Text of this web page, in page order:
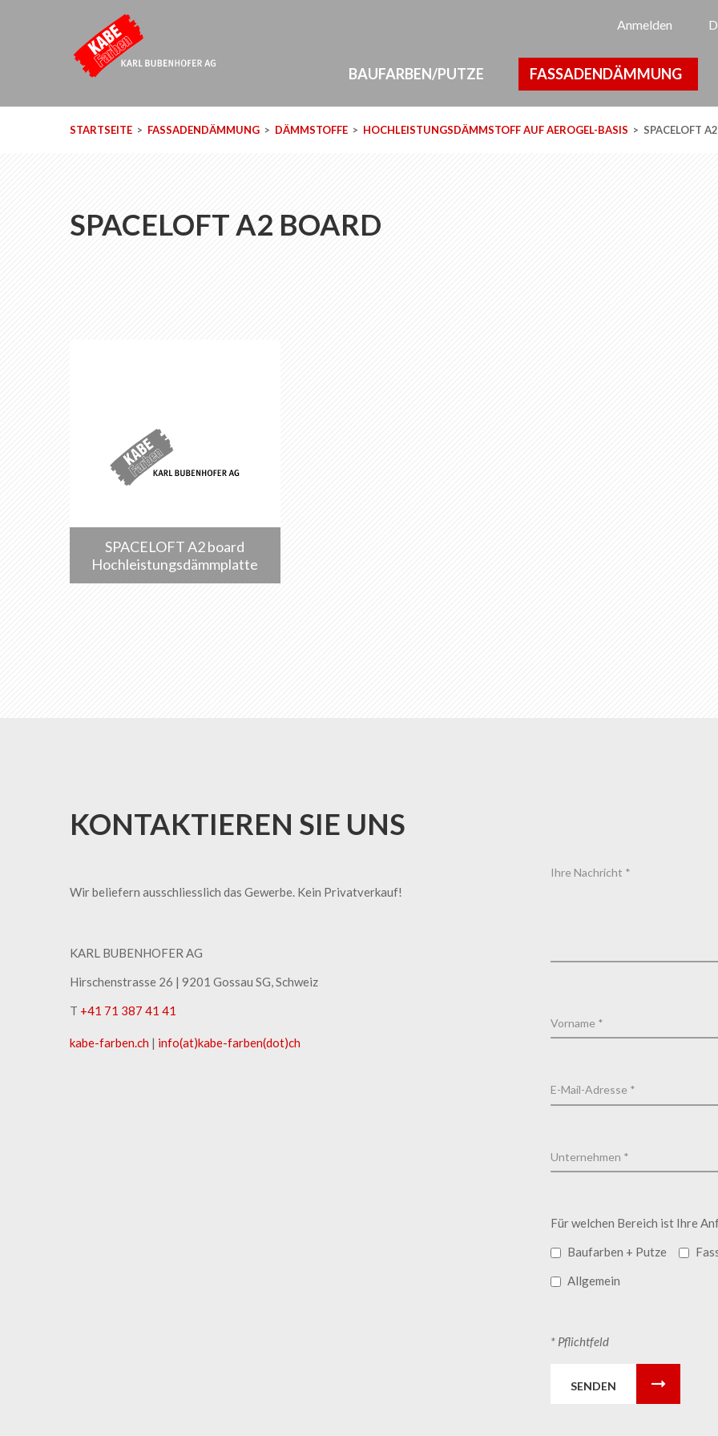
Anmelden
BAUFARBEN/PUTZE FASSADENDÄMMUNG
STARTSEITE FASSADENDÄMMUNG DÄMMSTOFFE HOCHLEISTUNGSDÄMMSTOFF AUF AEROGEL-BASIS SPACELOFT
SPACELOFT A2 BOARD
SPACELOFT A2 board
Hochleistungsdämmplatte
KONTAKTIEREN SIE UNS
Wir beliefern ausschliesslich das Gewerbe. Kein Privatverkauf!
KARL BUBENHOFER AG
Hirschenstrasse 26 | ​9201 Gossau SG, Schweiz
T +41 71 387 41 41
kabe-​farben.ch | info(at)kabe-​farben(dot)ch
Für welchen Bereich ist Ihre
Baufarben + Putze
Allgemein
* Pflichtfeld
SENDEN